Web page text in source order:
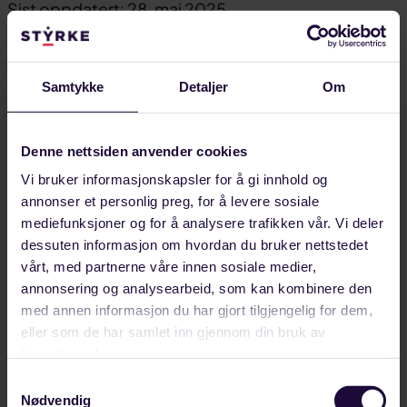
Samtykke Detaljer Om
Denne nettsiden anvender cookies
Vi bruker informasjonskapsler for å gi innhold og
annonser et personlig preg, for å levere sosiale
mediefunksjoner og for å analysere trafikken vår. Vi deler
dessuten informasjon om hvordan du bruker nettstedet
vårt, med partnerne våre innen sosiale medier,
annonsering og analysearbeid, som kan kombinere den
med annen informasjon du har gjort tilgjengelig for dem,
eller som de har samlet inn gjennom din bruk av
Nødvendig
Del
på
facebook
Del
på
linkedin
Del
link
Sist oppdatert: 28. mai 2025
arbeidslivLønnsforhandlinger Mellomoppgjøret
Relaterte artikler